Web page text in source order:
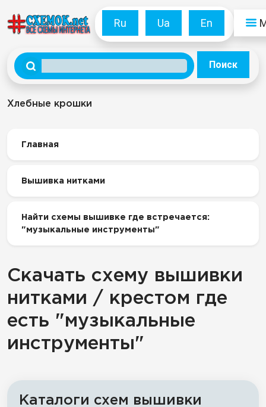
Ru Ua En
Поиск
Хлебные крошки
Главная
Вышивка нитками
Найти схемы вышивке где встречается:
"музыкальные инструменты"
Скачать схему вышивки
нитками / крестом где
есть "музыкальные
инструменты"
Каталоги схем вышивки